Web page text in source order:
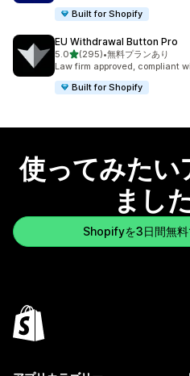
Built for Shopify
EU Withdrawal Button Pro
5.05つ星中
(295)
合計レビュー数：295件
•無料プランあり
Law firm approved, compliant
Built for Shopify
使ってみたい
まし
Shopifyを3日間無